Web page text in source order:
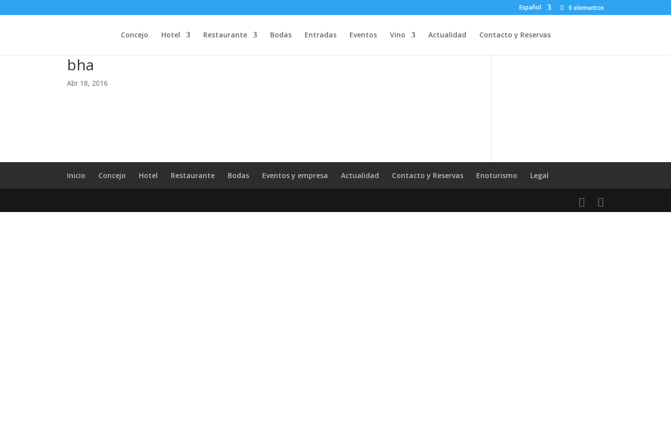
Español 0 elementos
Concejo Hotel Restaurante Bodas Entradas Eventos Vino Actualidad Contacto y Reservas
bha
Abr 18, 2016
Inicio Concejo Hotel Restaurante Bodas Eventos y empresa Actualidad Contacto y Reservas Enoturismo Legal
Las cookies nos permiten ofrecer nuestros servicios. Al utilizar nuestros servicios, aceptas el uso que hacemos de las cookies.Aceptar